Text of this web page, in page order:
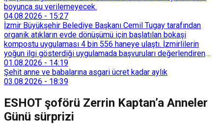
boyunca su verilemeyecek.
04.08.2026 - 15:27
İzmir Büyükşehir Belediye Başkanı Cemil Tugay tarafından
organik atıkların evde dönüşümü için başlatılan bokaşi
kompostu uygulaması 4 bin 556 haneye ulaştı. İzmirlilerin
yoğun ilgi gösterdiği uygulamada başvuruları değerlendiren
Tarımsal Hizmetler Dairesi Başkanlığı, farklı ilçelerde toplam
128 bokaşi kompost eğitimi düzenleyerek İzmirlileri
sürdürülebilir atık yönetimi sistemine dahil etti.
01.08.2026 - 14:19
Şehit anne ve babalarına asgari ücret kadar aylık
03.08.2026 - 18:39
ESHOT şoförü Zerrin Kaptan’a Anneler
Günü sürprizi